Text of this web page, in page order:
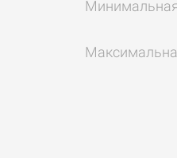
Минимальная